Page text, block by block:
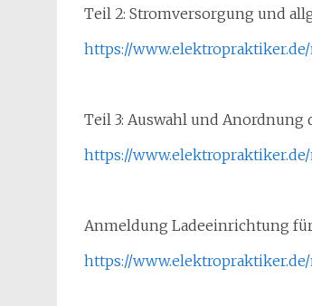
Teil 2: Stromversorgung und
https://
Teil 3: Auswahl und
https://
Anmeldung Ladeeinrichtung
https://